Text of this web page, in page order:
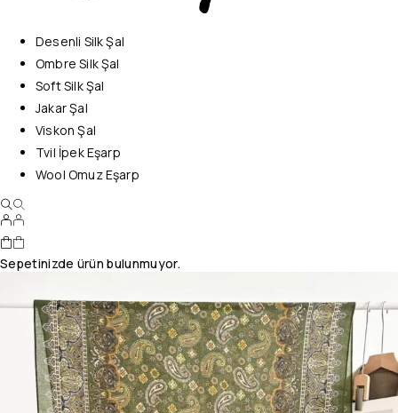
Desenli Silk Şal
Ombre Silk Şal
Soft Silk Şal
Jakar Şal
Viskon Şal
Tvil İpek Eşarp
Wool Omuz Eşarp
Sepetinizde ürün bulunmuyor.